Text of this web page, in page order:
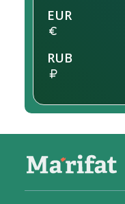
EUR
RUB